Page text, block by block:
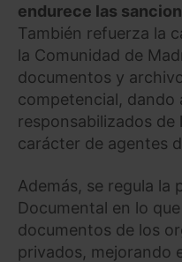
endurece las
También refuerza la
la Comunidad de
documentos y
competencial, dando
responsabilizados
carácter de agentes
Además, se regula la
Documental en lo
documentos de los
privados, mejorando